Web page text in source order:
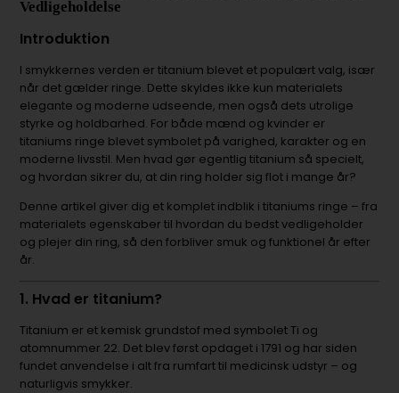
Vedligeholdelse
Introduktion
I smykkernes verden er titanium blevet et populært valg, især
når det gælder ringe. Dette skyldes ikke kun materialets
elegante og moderne udseende, men også dets utrolige
styrke og holdbarhed. For både mænd og kvinder er
titaniums ringe blevet symbolet på varighed, karakter og en
moderne livsstil. Men hvad gør egentlig titanium så specielt,
og hvordan sikrer du, at din ring holder sig flot i mange år?
Denne artikel giver dig et komplet indblik i titaniums ringe – fra
materialets egenskaber til hvordan du bedst vedligeholder
og plejer din ring, så den forbliver smuk og funktionel år efter
år.
1. Hvad er titanium?
Titanium er et kemisk grundstof med symbolet Ti og
atomnummer 22. Det blev først opdaget i 1791 og har siden
fundet anvendelse i alt fra rumfart til medicinsk udstyr – og
naturligvis smykker.